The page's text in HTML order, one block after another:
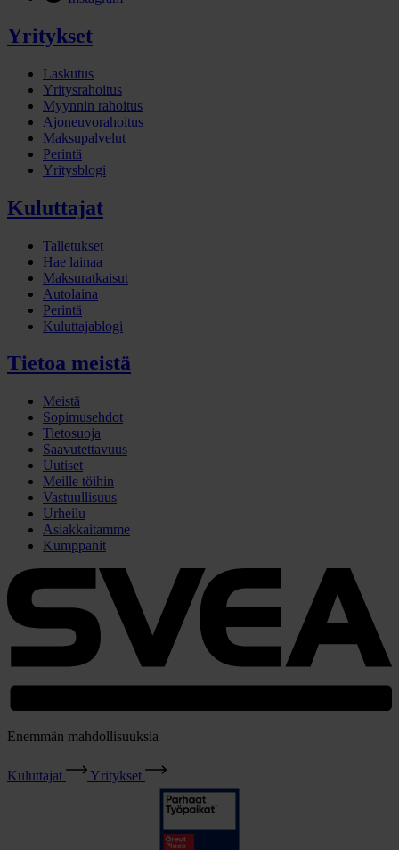
Yritykset
Laskutus
Yritysrahoitus
Myynnin rahoitus
Ajoneuvorahoitus
Maksupalvelut
Perintä
Yritysblogi
Kuluttajat
Talletukset
Hae lainaa
Maksuratkaisut
Autolaina
Perintä
Kuluttajablogi
Tietoa meistä
Meistä
Sopimusehdot
Tietosuoja
Saavutettavuus
Uutiset
Meille töihin
Vastuullisuus
Urheilu
Asiakkaitamme
Kumppanit
Enemmän mahdollisuuksia
Kuluttajat Yritykset